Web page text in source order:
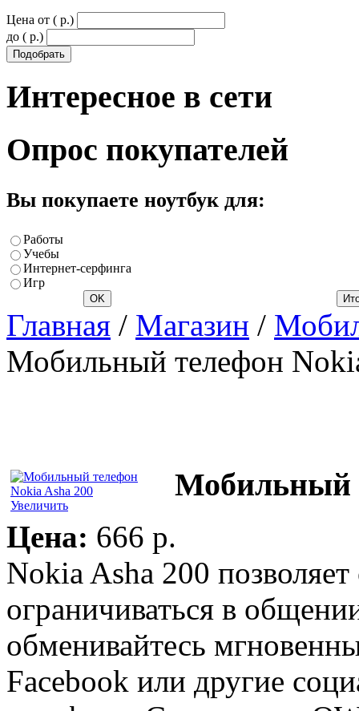
Цена от ( p.)
до ( p.)
Интересное в сети
Опрос покупателей
Вы покупаете ноутбук для:
Работы
Учебы
Интернет-серфинга
Игр
Главная / Магазин /
Мобильный телефон
Увеличить
Мобильный
Цена: 666 p.
Nokia Asha 200 позволяет
ограничиваться в
обменивайтесь
Facebook или другие